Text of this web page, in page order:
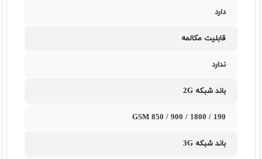
دارد
قابلیت مکالمه
ندارد
باند شبکه 2G
GSM 850 / 900 / 1800 / 190
باند شبکه 3G